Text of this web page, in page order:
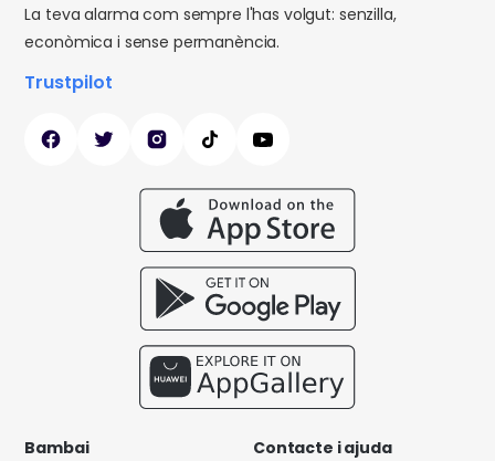
La teva alarma com sempre l'has volgut: senzilla,
econòmica i sense permanència.
Trustpilot
Bambai Contacte i ajuda